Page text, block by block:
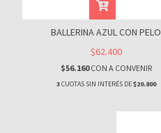
BALLERINA AZUL CON PELO
$62.400
$56.160CON A CONVENIR
3CUOTAS SIN INTERÉS DE$20.800